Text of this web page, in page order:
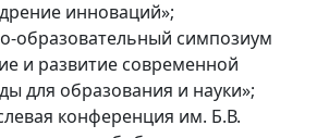
инноваций»;
образовательный симпозиум
и развитие современной
для образования и науки»;
конференция им. Б.В.